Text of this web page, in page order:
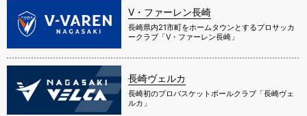
V・ファーレン長崎
長崎県内21市町をホームタウンとするプロサッカ
ークラブ「V・ファーレン長崎」
長崎ヴェルカ
長崎初のプロバスケットボールクラブ「長崎ヴェ
ルカ」